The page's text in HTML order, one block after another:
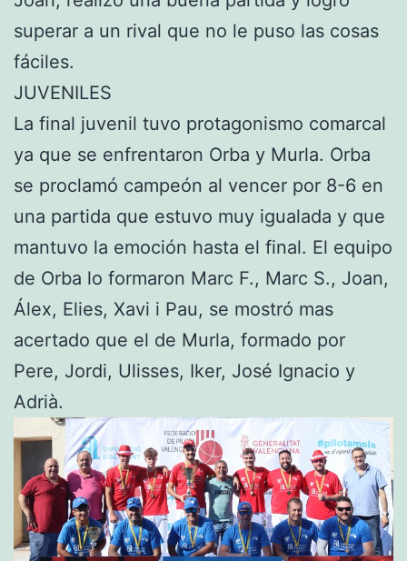
superar a un rival que no le puso las cosas
fáciles.
JUVENILES
La final juvenil tuvo protagonismo comarcal
ya que se enfrentaron Orba y Murla. Orba
se proclamó campeón al vencer por 8-6 en
una partida que estuvo muy igualada y que
mantuvo la emoción hasta el final. El equipo
de Orba lo formaron Marc F., Marc S., Joan,
Álex, Elies, Xavi i Pau, se mostró mas
acertado que el de Murla, formado por
Pere, Jordi, Ulisses, Iker, José Ignacio y
Adrià.